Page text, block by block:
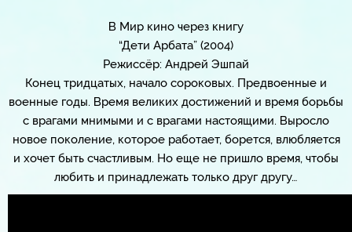
В Мир кино через книгу
“Дети Арбата” (2004)
Режиссёр: Андрей Эшпай
Конец тридцатых, начало сороковых. Предвоенные и
военные годы. Время великих достижений и время борьбы
с врагами мнимыми и с врагами настоящими. Выросло
новое поколение, которое работает, борется, влюбляется
и хочет быть счастливым. Но еще не пришло время, чтобы
любить и принадлежать только друг другу…